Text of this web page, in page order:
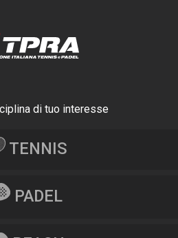
di tuo interesse
TENNIS
PADEL